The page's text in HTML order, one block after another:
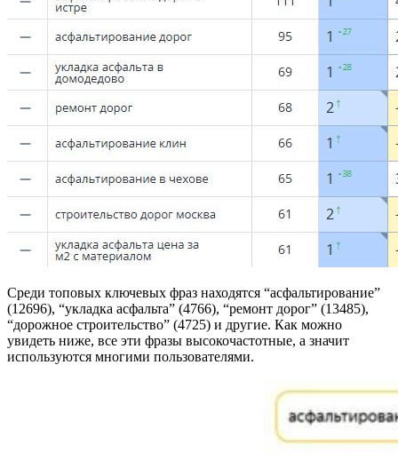
Среди топовых ключевых фраз находятся “асфальтирование”
(12696), “укладка асфальта” (4766), “ремонт дорог” (13485),
“дорожное строительство” (4725) и другие. Как можно
увидеть ниже, все эти фразы высокочастотные, а значит
используются многими пользователями.